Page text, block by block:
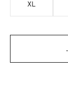
XL